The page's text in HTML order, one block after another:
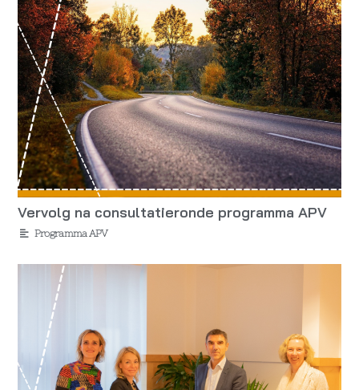
Vervolg na consultatieronde programma APV
Programma APV